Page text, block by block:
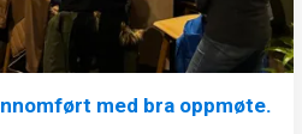
med bra oppmøte.